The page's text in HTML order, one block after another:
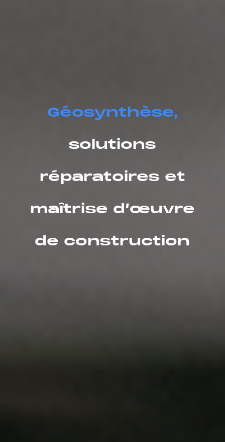
Géosynthèse,
solutions
réparatoires et
maîtrise d’œuvre
de construction